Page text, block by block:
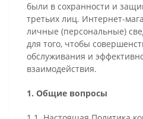
были в сохранности и
третьих лиц. Интернет-
личные (персональные)
для того, чтобы
обслуживания и
взаимодействия.
1. Общие вопросы